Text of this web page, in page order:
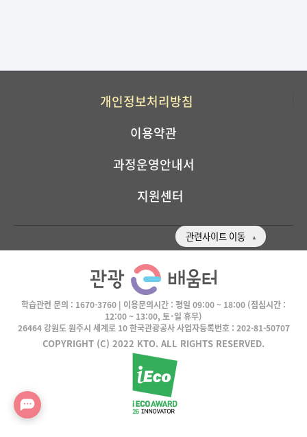
개인정보처리방침
이용약관
과정운영안내서
지원센터
관련사이트 이동
학습관련 문의 : 1670-3760 | 이용문의시간 : 평일 09:00 ~ 18:00 (점심시간 :
12:00 ~ 13:00, 토･일 휴무)
26464 강원도 원주시 세계로 10 한국관광공사 사업자등록번호 : 202-81-50707
COPYRIGHT (C) 2022 KTO. ALL RIGHTS RESERVED.